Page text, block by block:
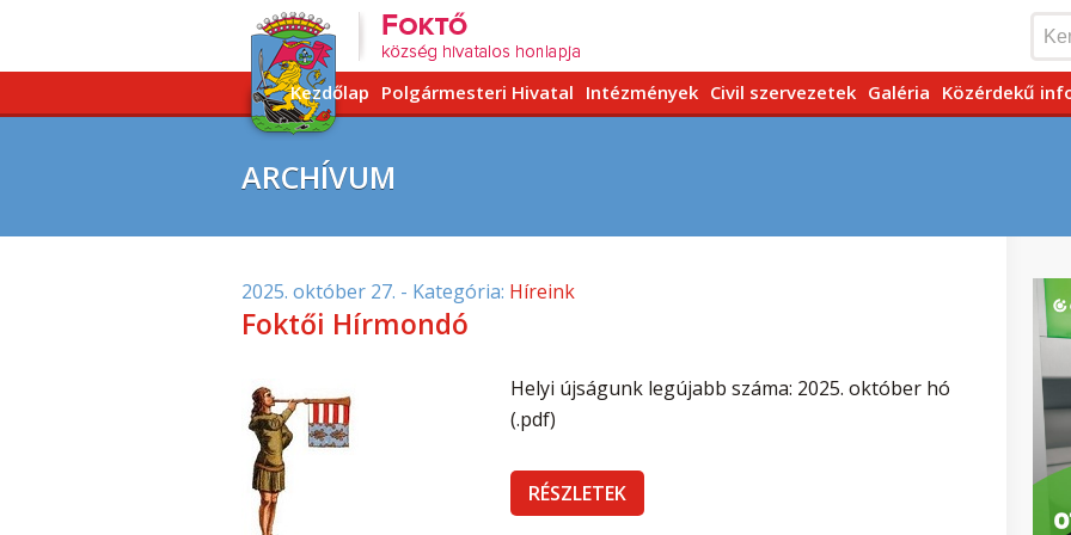
Kezdőlap Polgármesteri Hivatal Intézmények Civil szervezetek Galéria Közérdekű
ARCHÍVUM
2025. október 27. - Kategória: Híreink
Foktői Hírmondó
Helyi újságunk legújabb száma: 2025. október hó
(.pdf)
RÉSZLETEK